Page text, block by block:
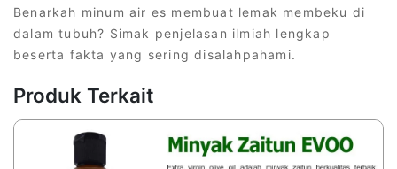
Benarkah minum air es membuat lemak membeku di
dalam tubuh? Simak penjelasan ilmiah lengkap
beserta fakta yang sering disalahpahami.
Produk Terkait